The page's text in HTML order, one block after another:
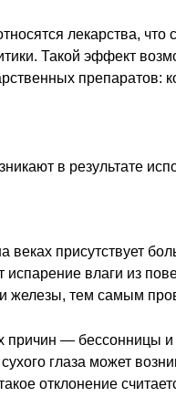
лекарства, что
Такой эффект
препаратов:
в результате
веках присутствует
влаги из
железы, тем самым
причин — бессонницы
глаза может
отклонение